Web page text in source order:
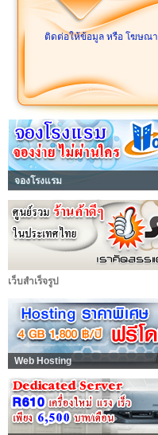
ติดต่อให้ข้อมูล หรือ โฆษณา
จองโรงแรม
เว็บสำเร็จรูป
Web Hosting